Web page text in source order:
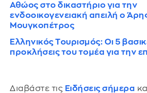
Αθώος στο δικαστήριο για την
ενδοοικογενειακή απειλή ο
Μουγκοπέτρος
Ελληνικός Τουρισμός: Οι 5
προκλήσεις του τομέα για την
Διαβάστε τις Ειδήσεις σήμερα